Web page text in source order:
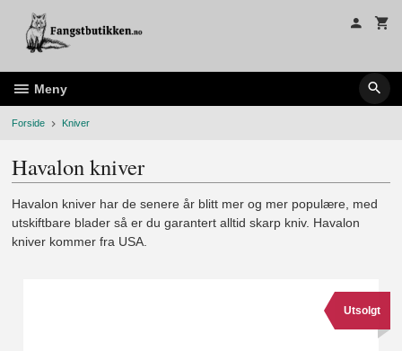
innholdet
Meny
Forside Kniver
Havalon kniver
Havalon kniver har de senere år blitt mer og mer populære, med
utskiftbare blader så er du garantert alltid skarp kniv. Havalon
kniver kommer fra USA.
Utsolgt